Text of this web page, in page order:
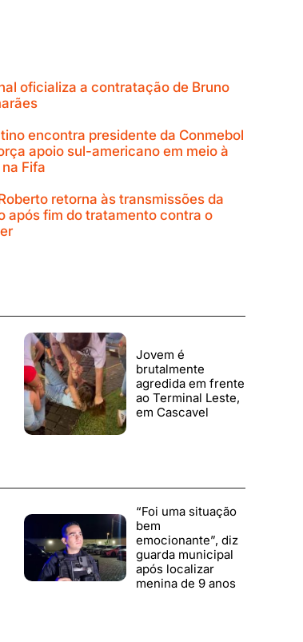
oficializa a contratação de Bruno
encontra presidente da Conmebol
apoio sul-americano em meio à
Fifa
retorna às transmissões da
após fim do tratamento contra o
Jovem é
brutalmente
agredida em frente
ao Terminal Leste,
em Cascavel
“Foi uma situação
bem
emocionante”, diz
guarda municipal
após localizar
menina de 9 anos